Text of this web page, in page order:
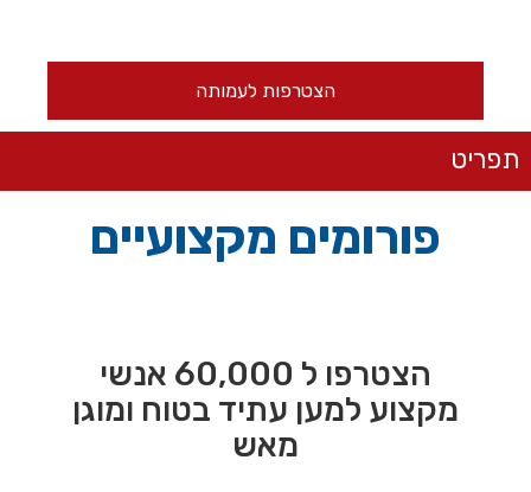
הצטרפות לעמותה
תפריט
פורומים מקצועיים
הצטרפו ל 60,000 אנשי
מקצוע למען עתיד בטוח ומוגן
מאש